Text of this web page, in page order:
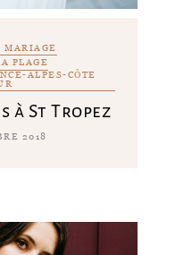
MARIAGE
PLAGE
ALPES-CÔTE
à St Tropez
2018